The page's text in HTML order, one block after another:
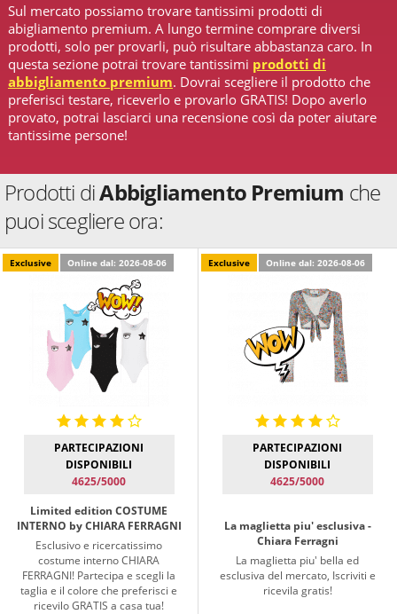
Sul mercato possiamo trovare tantissimi prodotti di
abigliamento premium. A lungo termine comprare diversi
prodotti, solo per provarli, può risultare abbastanza caro. In
questa sezione potrai trovare tantissimi prodotti di
abbigliamento premium. Dovrai scegliere il prodotto che
preferisci testare, riceverlo e provarlo GRATIS! Dopo averlo
provato, potrai lasciarci una recensione così da poter aiutare
tantissime persone!
Prodotti diAbbigliamento Premium che
puoi scegliere ora:
Exclusive Online dal: 2026-08-06
PARTECIPAZIONI
DISPONIBILI
4625/5000
Limited edition COSTUME
INTERNO by CHIARA FERRAGNI
Esclusivo e ricercatissimo
costume interno CHIARA
FERRAGNI! Partecipa e scegli la
taglia e il colore che preferisci e
ricevilo GRATIS a casa tua!
Exclusive Online dal: 2026-08-06
PARTECIPAZIONI
DISPONIBILI
4625/5000
La maglietta piu' esclusiva -
Chiara Ferragni
La maglietta piu' bella ed
esclusiva del mercato, Iscriviti e
ricevila gratis!